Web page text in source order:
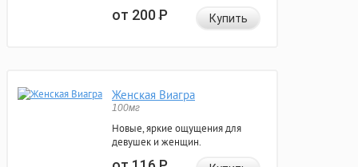
от 200Р Купить
Женская Виагра
100мг
Новые, яркие ощущения для
девушек и женщин.